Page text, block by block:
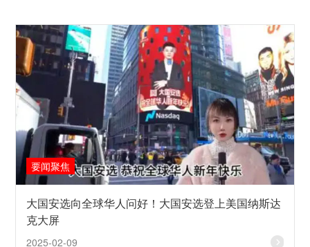
要闻聚焦
大国安选向全球华人问好！大国安选登上美国纳斯达
克大屏
2025-02-09